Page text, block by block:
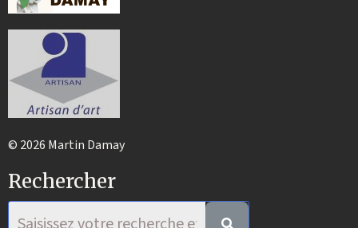
© 2026 Martin Damay
Rechercher